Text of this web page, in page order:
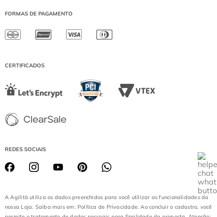
SHOPPING MORUMBI
PÁTIO HIGIENÓPOLIS
LOJA BATEL
WHATSAPP: (21) 99974-1559
SÁBADO DE 08:00 ÀS 13:00
(EXCETO DOMINGOS E FERIADOS)
FORMAS DE PAGAMENTO
CERTIFICADOS
REDES SOCIAIS
A Agilità utiliza os dados preenchidos para você utilizar as funcionalidades da
nossa Loja. Saiba mais em: Política de Privacidade. Ao concluir o cadastro, você